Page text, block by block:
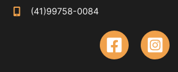
(41)99758-0084